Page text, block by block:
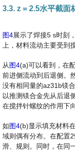
3.3. z = 2.5水平截面
图4展示了焊接5 s时刻
上，材料流动主要受到
从图4(a)可以看到，在
前进侧流动到后退侧。
没有相同量的az31b镁
以推测镁合金先从后退
在搅拌针螺纹的作用下
如图4(b)显示填充材料
域则偶有分布。在配置
滑、规则。同时，在同